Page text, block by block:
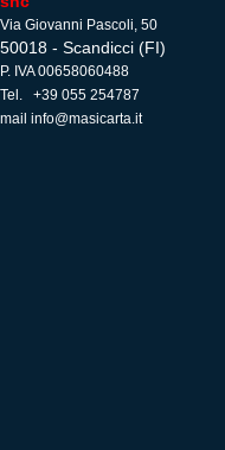
Via Giovanni Pascoli, 50
50018 - Scandicci (FI)
P. IVA 00658060488
Tel. +39 055 254787
mail info@masicarta.it